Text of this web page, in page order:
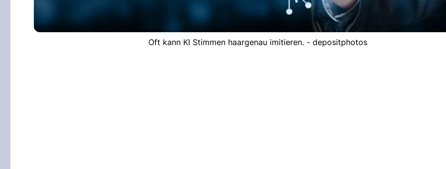
Oft kann KI Stimmen haargenau imitieren. - depositphotos